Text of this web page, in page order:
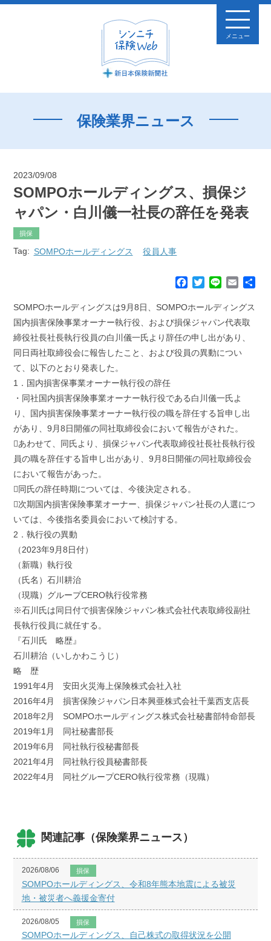
メニュー
保険業界ニュース
2023/09/08
SOMPOホールディングス、損保ジ
ャパン・白川儀一社長の辞任を発表
損保
Tag: SOMPOホールディングス 役員人事
c
e
o
o
T
i
e
r
n
e
E
a
i
SOMPOホールディングスは9月8日、SOMPOホールディングス
国内損害保険事業オーナー執行役、および損保ジャパン代表取
締役社長社長執行役員の白川儀一氏より辞任の申し出があり、
同日両社取締役会に報告したこと、および役員の異動につい
て、以下のとおり発表した。
1．国内損害保事業オーナー執行役の辞任
・同社国内損害保険事業オーナー執行役である白川儀一氏よ
り、国内損害保険事業オーナー執行役の職を辞任する旨申し出
があり、9月8日開催の同社取締役会において報告がされた。
あわせて、同氏より、損保ジャパン代表取締役社長社長執行役
員の職を辞任する旨申し出があり、9月8日開催の同社取締役会
において報告があった。
同氏の辞任時期については、今後決定される。
次期国内損害保険事業オーナー、損保ジャパン社長の人選につ
いては、今後指名委員会において検討する。
2．執行役の異動
（2023年9月8日付）
（新職）執行役
（氏名）石川耕治
（現職）グループCERO執行役常務
※石川氏は同日付で損害保険ジャパン株式会社代表取締役副社
長執行役員に就任する。
『石川氏 略歴』
石川耕治（いしかわこうじ）
略 歴
1991年4月 安田火災海上保険株式会社入社
2016年4月 損害保険ジャパン日本興亜株式会社千葉西支店長
2018年2月 SOMPOホールディングス株式会社秘書部特命部長
2019年1月 同社秘書部長
2019年6月 同社執行役秘書部長
2021年4月 同社執行役員秘書部長
2022年4月 同社グループCERO執行役常務（現職）
関連記事（保険業界ニュース）
2026/08/06 損保
SOMPOホールディングス、令和8年熊本地震による被災
地・被災者へ義援金寄付
2026/08/05 損保
SOMPOホールディングス、自己株式の取得状況を公開